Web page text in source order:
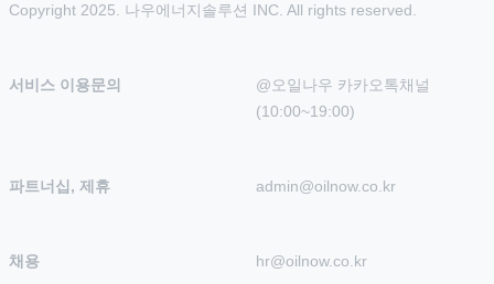
Copyright 2025. 나우에너지솔루션 INC. All rights reserved.
서비스 이용문의
@오일나우 카카오톡채널
(10:00~19:00)
파트너십, 제휴 admin@oilnow.co.kr
채용 hr@oilnow.co.kr